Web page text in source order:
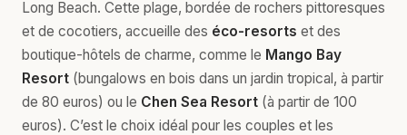
Long Beach. Cette plage, bordée de rochers pittoresques
et de cocotiers, accueille des éco-resorts et des
boutique-hôtels de charme, comme le Mango Bay
Resort (bungalows en bois dans un jardin tropical, à partir
de 80 euros) ou le Chen Sea Resort (à partir de 100
euros). C’est le choix idéal pour les couples et les